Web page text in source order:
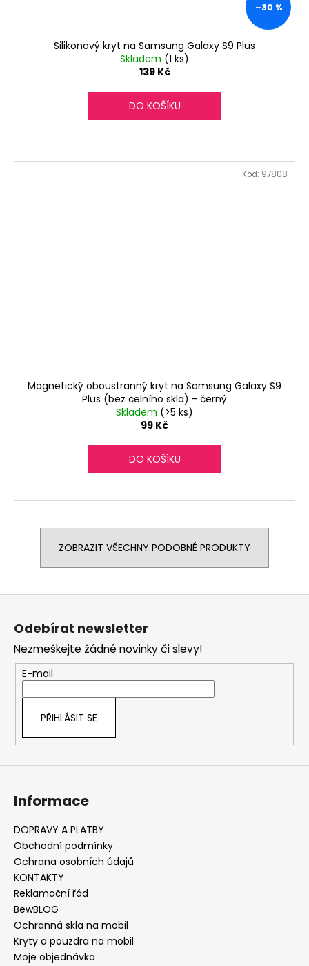
–30 %
Silikonový kryt na Samsung Galaxy S9 Plus
Skladem (1 ks)
139 Kč
DO KOŠÍKU
Magnetický oboustranný kryt na Samsung Galaxy S9
Plus (bez čelního skla) - černý
Skladem (>5 ks)
99 Kč
DO KOŠÍKU
Kód: 97808
ZOBRAZIT VŠECHNY PODOBNÉ PRODUKTY
Z
Odebírat newsletter
Nezmeškejte žádné novinky či slevy!
E-mail
PŘIHLÁSIT SE
Informace
DOPRAVY A PLATBY
Obchodní podmínky
Ochrana osobních údajů
KONTAKTY
Reklamační řád
BewBLOG
Ochranná skla na mobil
Kryty a pouzdra na mobil
Moje objednávka